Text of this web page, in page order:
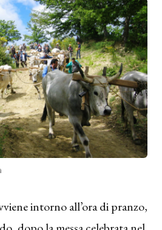
intorno all’ora di pranzo,